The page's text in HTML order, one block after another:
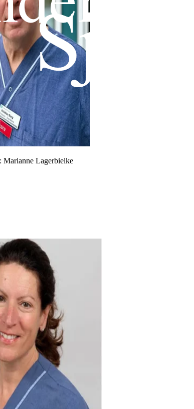
Marianne Lagerbielke